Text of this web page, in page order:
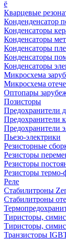
ё
Кварцевые
Конденденсатор
Конденсаторы
Конденсаторы
Конденсаторы
Конденсаторы
Конденсаторы
Микросхема
Микросхема
Оптопары
Позисторы
Предохранители
Предохранители
Предохранители
Пьезо-электрики
Резисторные
Резисторы
Резисторы
Резисторы термо-
Реле
Стабилитроны
Стабилитроны
Тиристоры,
Тиристоры,
Транзисторы